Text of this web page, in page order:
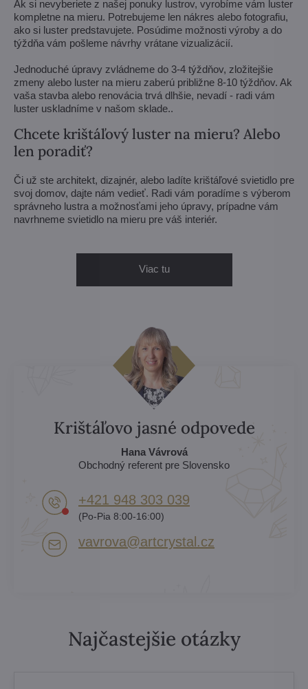
Ak si nevyberiete z našej ponuky lustrov, vyrobíme vám luster
kompletne na mieru. Potrebujeme len nákres alebo fotografiu,
ako si luster predstavujete. Posúdime možnosti výroby a do
týždňa vám pošleme návrhy vrátane vizualizácií.
Jednoduché úpravy zvládneme do 3-4 týždňov, zložitejšie
zmeny alebo luster na mieru zaberú približne 8-10 týždňov. Ak
vaša stavba alebo renovácia trvá dlhšie, nevadí - radi vám
luster uskladníme v našom sklade..
Chcete krištáľový luster na mieru? Alebo
len poradiť?
Či už ste architekt, dizajnér, alebo ladíte krištáľové svietidlo pre
svoj domov, dajte nám vedieť. Radi vám poradíme s výberom
správneho lustra a možnosťami jeho úpravy, prípadne vám
navrhneme svietidlo na mieru pre váš interiér.
Viac tu
Krištáľovo jasné odpovede
Hana Vávrová
Obchodný referent pre Slovensko
+421 948 303 039
(Po-Pia 8:00-16:00)
vavrova​@artcrystal​.cz
Najčastejšie otázky